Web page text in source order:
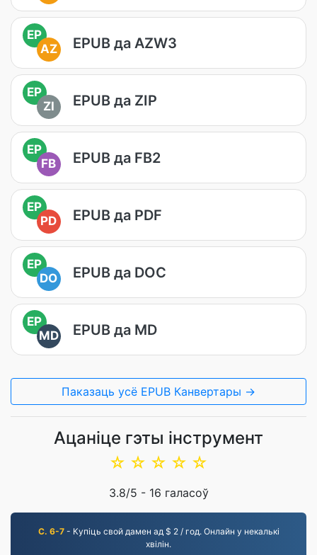
EP
AZ
EPUB да AZW3
EP
ZI
EPUB да ZIP
EP
FB
EPUB да FB2
EP
PD
EPUB да PDF
EP
DO
EPUB да DOC
EP
MD
EPUB да MD
Паказаць усё EPUB Канвертары →
Ацаніце гэты інструмент
☆
☆
☆
☆
☆
3.8/5 - 16 галасоў
С. 6-7- Купіць свой дамен ад $ 2 / год. Онлайн у некалькі
хвілін.